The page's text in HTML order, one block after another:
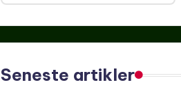
Seneste artikler